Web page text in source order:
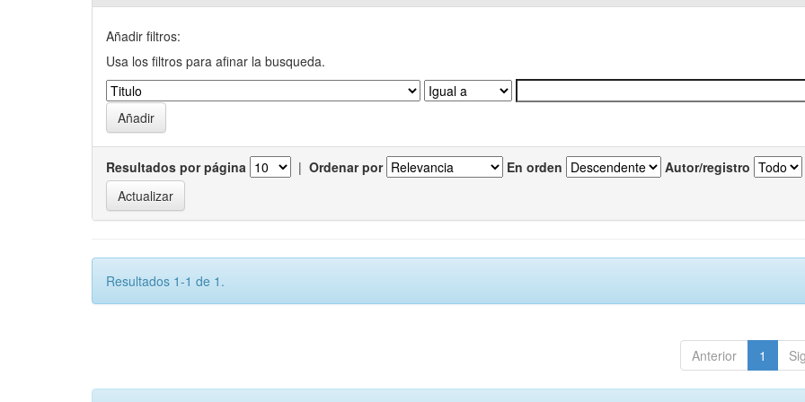
Añadir filtros:
Usa los filtros para afinar la busqueda.
Resultados por página | Ordenar por En orden Autor/registro
Resultados 1-1 de 1.
Anterior 1